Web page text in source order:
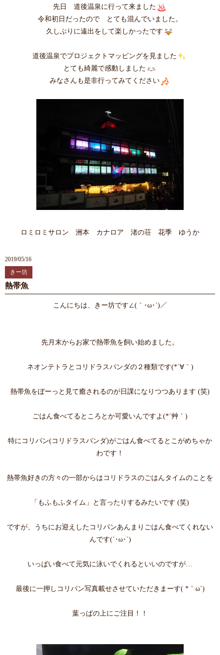
先日 道後温泉に行って来ました
令和初日だったので とても混んでいました。
久しぶりに遠出をして楽しかったです
道後温泉でプロジェクトマッピングを見ました
とても綺麗で感動しました
みなさんも是非行ってみてください
ロミロミサロン 洲本 カナロア 渚の荘 花季 ゆうか
2019/05/16
きー坊
熱帯魚
こんにちは、きー坊です∠(｀･ω･´)／
先月末からお家で熱帯魚を飼い始めました。
ネオンテトラとコリドラスパンダの２種類です(*´∀｀)
熱帯魚をぼーっと見て癒されるのが日課になりつつあります (笑)
ごはん食べてるところとか可愛いんですよ(*´艸｀)
特にコリパン(コリドラスパンダ)がごはん食べてるとこがめちゃか
わです！
熱帯魚好きの方々の一部からはコリドラスのごはんタイムのことを
「もふもふタイム」と言ったりするみたいです (笑)
ですが、うちにお迎えしたコリパンあんまりごはん食べてくれない
んです(´･ω･`)
いっぱい食べて元気に泳いでくれるといいのですが…
最後に一押しコリパン写真載せさせていただきまーす( *｀ω´)
葉っぱの上にご注目！！